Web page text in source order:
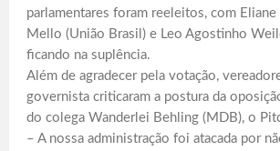
parlamentares foram reeleitos, com
Mello (União Brasil) e Leo Agostinho
ficando na suplência.
Além de agradecer pela votação,
governista criticaram a postura da
do colega Wanderlei Behling (MDB), o
– A nossa administração foi atacada por